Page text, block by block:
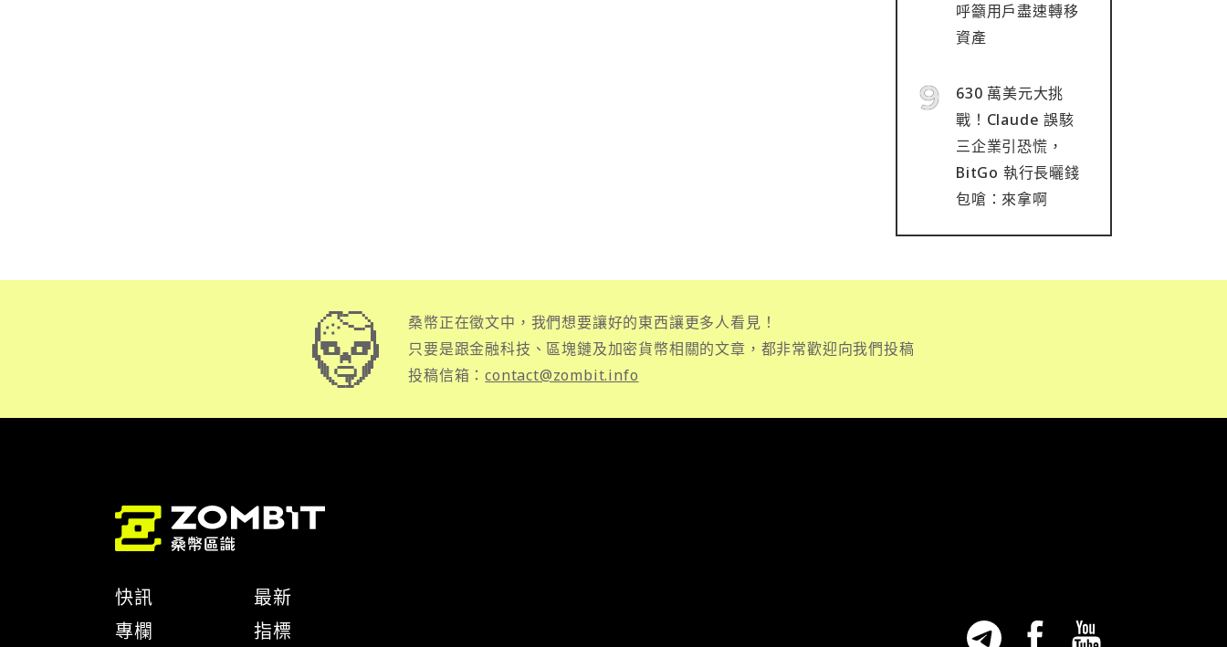
呼籲用戶盡速轉移
資產
630 萬美元大挑
戰！Claude 誤駭
三企業引恐慌，
BitGo 執行長曬錢
包嗆：來拿啊
桑幣正在徵文中，我們想要讓好的東西讓更多人看見！
只要是跟金融科技、區塊鏈及加密貨幣相關的文章，都非常歡迎向我們投稿
投稿信箱：contact@zombit.info
快訊
專欄
最新
指標